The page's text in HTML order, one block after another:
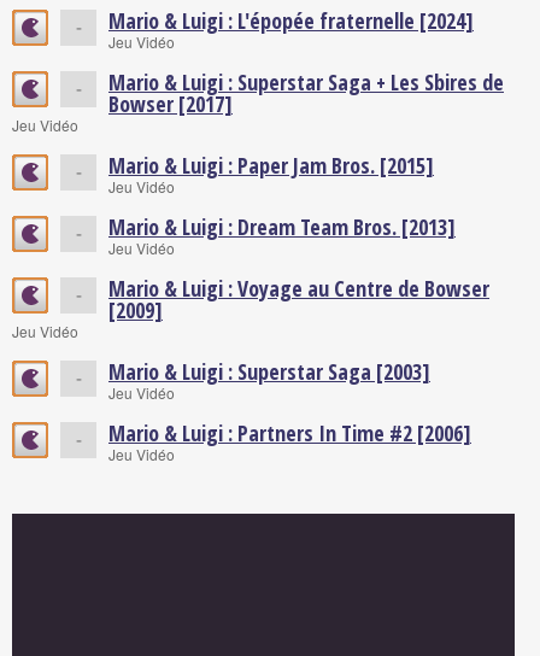
- Mario & Luigi : L'épopée fraternelle [2024]
Jeu Vidéo
- Mario & Luigi : Superstar Saga + Les Sbires de
Bowser [2017]
Jeu Vidéo
- Mario & Luigi : Paper Jam Bros. [2015]
Jeu Vidéo
- Mario & Luigi : Dream Team Bros. [2013]
Jeu Vidéo
- Mario & Luigi : Voyage au Centre de Bowser
[2009]
Jeu Vidéo
- Mario & Luigi : Superstar Saga [2003]
Jeu Vidéo
- Mario & Luigi : Partners In Time #2 [2006]
Jeu Vidéo